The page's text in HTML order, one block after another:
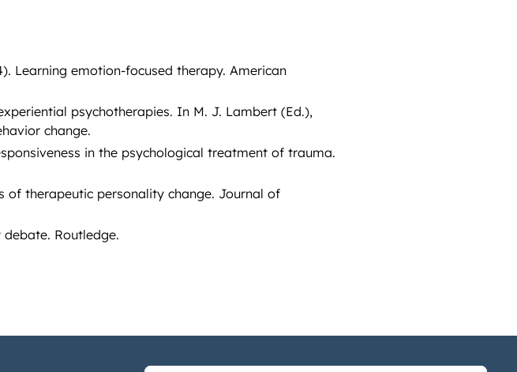
Learning emotion-focused therapy. American
psychotherapies. In M. J. Lambert (Ed.),
change.
in the psychological treatment of trauma.
of therapeutic personality change. Journal of
Routledge.